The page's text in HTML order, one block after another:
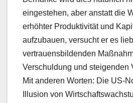
eingestehen, aber anstatt die
erhöhter Produktivität und
aufzubauen, versucht er es
vertrauensbildenden
Verschuldung und steigenden
Mit anderen Worten: Die US-
Illusion von